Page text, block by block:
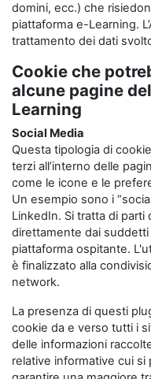
domini, ecc.) che
piattaforma e-Learning.
trattamento dei dati
Cookie che
alcune pagine
Learning
Social Media
Questa tipologia di
terzi all’interno delle
come le icone e le
Un esempio sono i
LinkedIn. Si tratta di parti
direttamente dai
piattaforma ospitante.
è finalizzato alla
network.
La presenza di questi
cookie da e verso tutti i
delle informazioni
relative informative cui si